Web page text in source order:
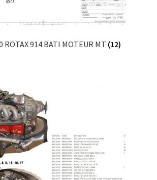
ROTAX 914 BATI MOTEUR MT (12)